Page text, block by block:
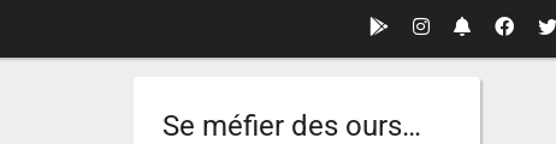
Se méfier des ours…